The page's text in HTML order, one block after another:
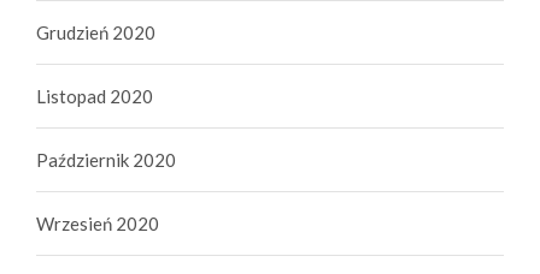
Grudzień 2020
Listopad 2020
Październik 2020
Wrzesień 2020